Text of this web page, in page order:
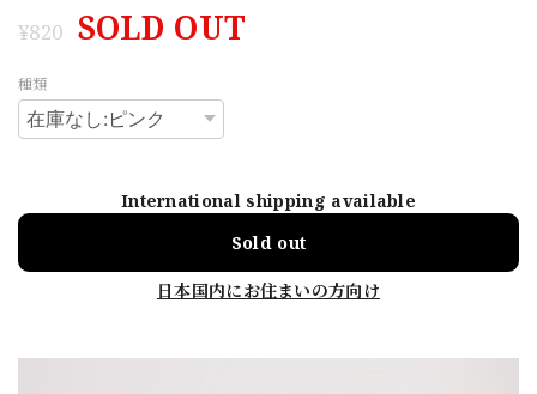
¥820 SOLD OUT
種類
International shipping available
Sold out
日本国内にお住まいの方向け